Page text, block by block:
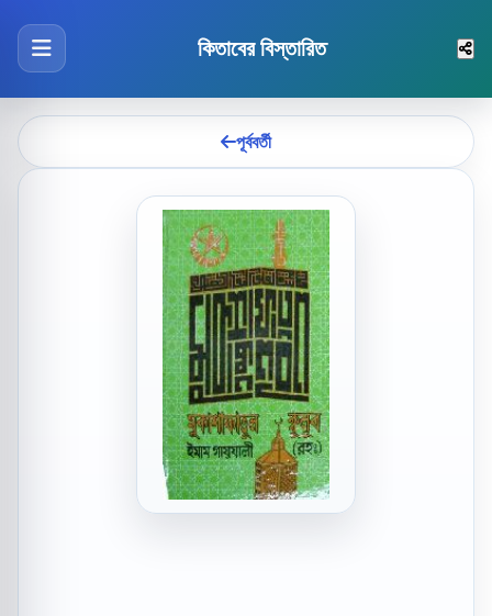
কিতাবের বিস্তারিত
পূর্ববর্তী